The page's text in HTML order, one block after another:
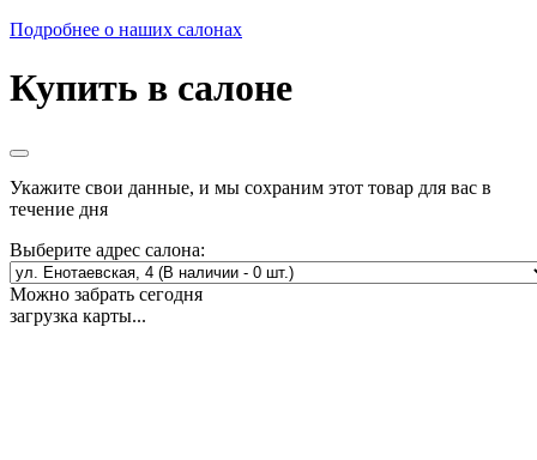
Подробнее о наших салонах
Купить в салоне
Укажите свои данные, и мы сохраним этот товар для вас в
течение дня
Выберите адрес салона:
Можно забрать сегодня
загрузка карты...